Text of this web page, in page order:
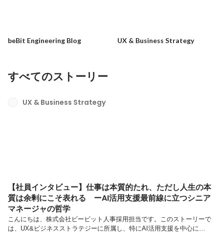
ステム開発会社からUXコンサルへの転
固定された投稿
していくか。UX ＆ビ
固定された投稿
すべてのストーリー
UX & Business Strategy
【社員インタビュー】仕事は本質的たれ、ただし人生の本
質は余剰にこそ表れる ーAI活用支援最前線に立つシニア
マネージャの哲学
こんにちは、株式会社ビービット人事採用担当です。このストーリーで
は、UX&ビジネスストラテジーに所属し、特にAI活用支援を中心に活
beBit Engineering Blog UX & Business Strategy